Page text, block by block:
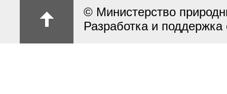
© Министерство
Разработка и